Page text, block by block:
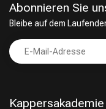
Kappersakademie
Abonnieren Sie
Bleibe auf dem